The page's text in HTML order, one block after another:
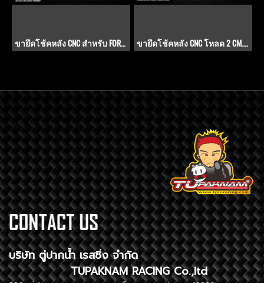
ขายึดโช้คหลัง CNC สำหรับ FORZA-750 ขายึดโช้คหลัง CNC โหลด 2 CM. สำหรับ FORZA-750
บริษัท ตู่ปากน้ำ เรสซิ่ง จำกัด
TUPAKNAM RACING Co.,ltd